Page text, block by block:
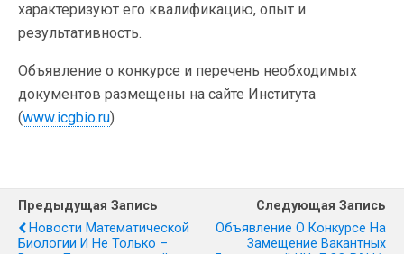
характеризуют его квалификацию, опыт и
результативность.
Объявление о конкурсе и перечень необходимых
документов размещены на сайте Института
(www.icgbio.ru)
Предыдущая Запись
Новости Математической
Биологии И Не Только –
Следующая Запись
Объявление О Конкурсе На
Замещение Вакантных